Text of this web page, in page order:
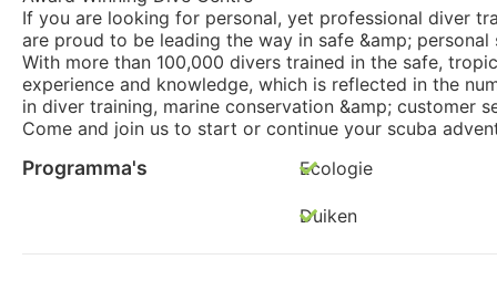
If you are looking for personal, yet professional diver
are proud to be leading the way in safe &amp;
With more than 100,000 divers trained in the safe,
experience and knowledge, which is reflected in the
in diver training, marine conservation &amp; customer
Come and join us to start or continue your scuba
Programma's Ecologie
Duiken